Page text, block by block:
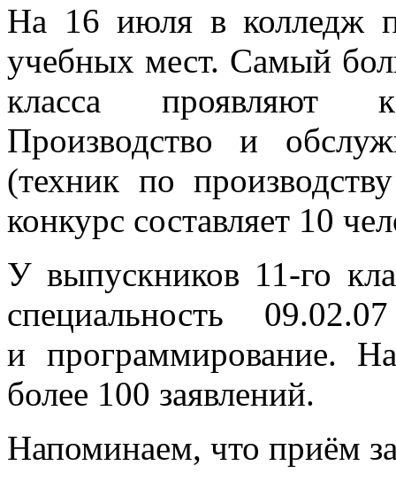
На 16 июля в колледж
учебных мест. Самый
класса проявляют
Производство и
(техник по
конкурс составляет 10
У выпускников 11-го
специальность
и программирование.
более 100 заявлений.
Напоминаем, что приём